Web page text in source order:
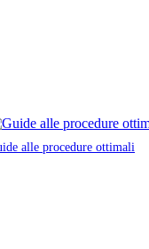
alle procedure ottimali